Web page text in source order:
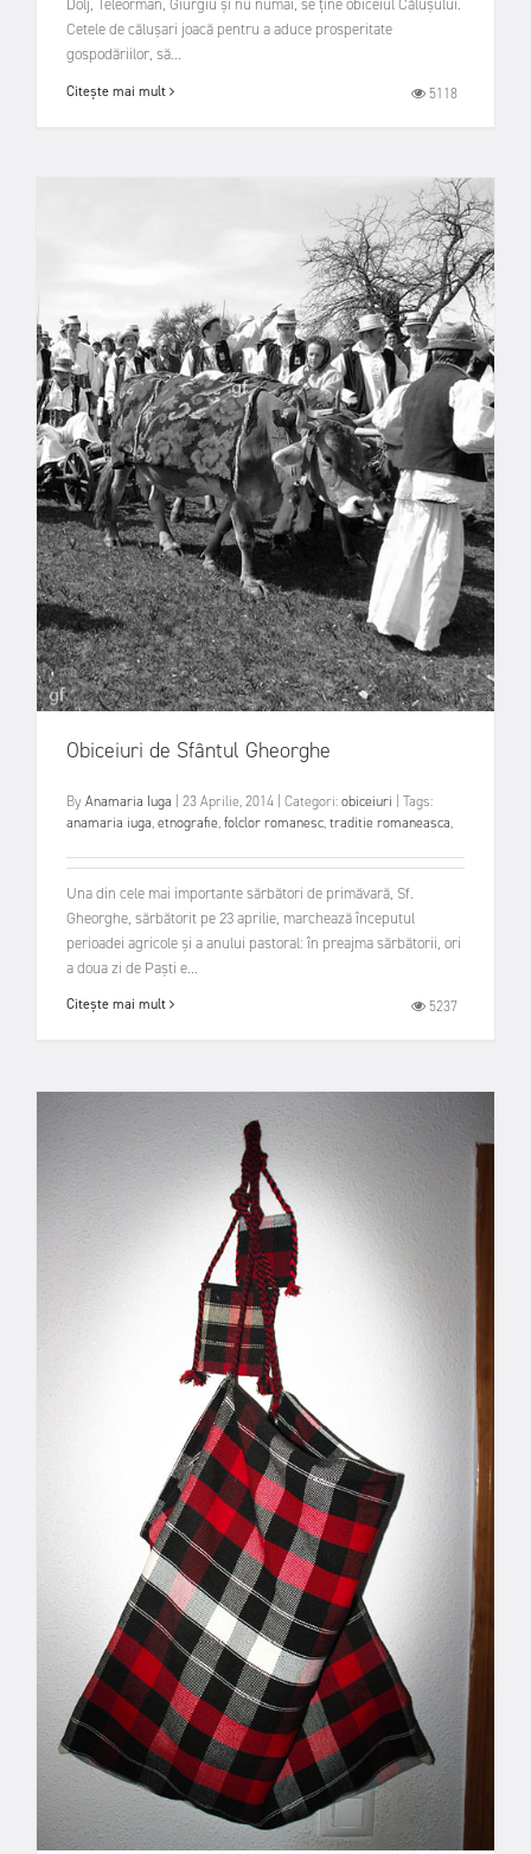
Dolj, Teleorman, Giurgiu și nu numai, se ține obiceiul Călușului.
Cetele de călușari joacă pentru a aduce prosperitate
gospodăriilor, să...
5118
Citește mai mult
Obiceiuri de Sfântul Gheorghe
ByAnamaria Iuga 23 Aprilie, 2014 Categori:obiceiuri
Tags:
anamaria iuga,etnografie,folclor romanesc,traditie romaneasca,
Una din cele mai importante sărbători de primăvară, Sf.
Gheorghe, sărbătorit pe 23 aprilie, marchează începutul
perioadei agricole și a anului pastoral: în preajma sărbătorii, ori
a doua zi de Paști e...
5237
Citește mai mult